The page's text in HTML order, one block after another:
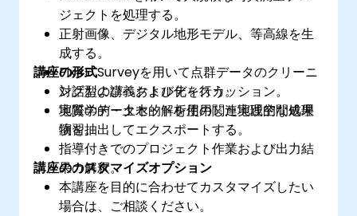
ジェクトを処理する。
正射画像、デジタル地形モデル、等高線を生
成する。
Pix4D Surveyを用いて点群データのクリーニ
ングおよびベクトル化を行う。
地質学的・土木的解析用の関連地理空間成果
物を抽出してエクスポートする。
講座の形式
対話型の講義およびディスカッション。
実際のデータセットを使用した実践的な処理
演習。
指導付きでのプロジェクト作業および出力結
果の解釈。
講座のカスタマイズオプション
本講座を目的に合わせてカスタマイズしたい
場合は、ご相談ください。